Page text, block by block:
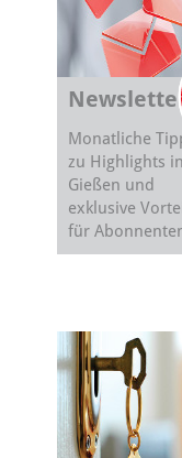
Monatliche
zu Highlights in
Gießen und
exklusive
für